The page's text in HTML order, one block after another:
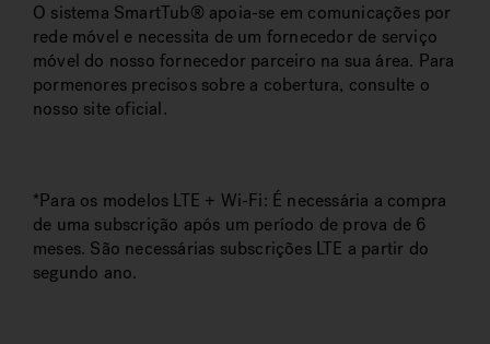
O sistema SmartTub® apoia-se em comunicações por
rede móvel e necessita de um fornecedor de serviço
móvel do nosso fornecedor parceiro na sua área. Para
pormenores precisos sobre a cobertura, consulte o
nosso site oficial.
*Para os modelos LTE + Wi-Fi: É necessária a compra
de uma subscrição após um período de prova de 6
meses. São necessárias subscrições LTE a partir do
segundo ano.